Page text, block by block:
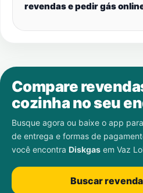
revendas e pedir gás
Compare
cozinha no seu
Busque agora ou baixe o app
de entrega e formas de
você encontra Diskgas em Vaz
Buscar